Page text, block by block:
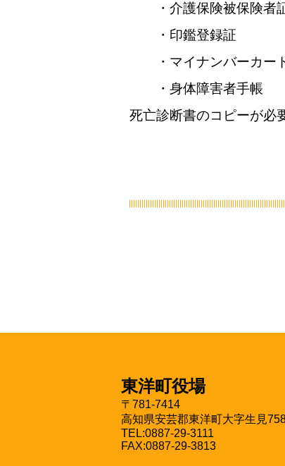
・介護保険被保険者
・印鑑登録証
・マイナンバーカード
・身体障害者手帳
死亡診断書のコピーが必
東洋町役場
〒781-7414
高知県安芸郡東洋町大字生見
TEL:0887-29-3111
FAX:0887-29-3813